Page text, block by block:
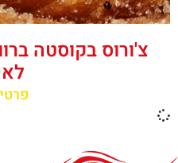
צ'ורוס בקוסטה